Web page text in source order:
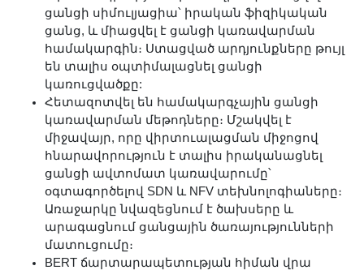
ցանցի սիմուլյացիա՝ իրական ֆիզիկական
ցանց, և միացվել է ցանցի կառավարման
համակարգին։ Ստացված արդյունքները թույլ
են տալիս օպտիմալացնել ցանցի
կառուցվածքը:
Հետազոտվել են համակարգչային ցանցի
կառավարման մեթոդները։ Մշակվել է
միջավայր, որը վիրտուալացման միջոցով
հնարավորություն է տալիս իրականացնել
ցանցի ավտոմատ կառավարումը՝
օգտագործելով SDN և NFV տեխնոլոգիաները։
Առաջարկը նվազեցնում է ծախսերը և
արագացնում ցանցային ծառայությունների
մատուցումը։
BERT ճարտարապետության հիման վրա